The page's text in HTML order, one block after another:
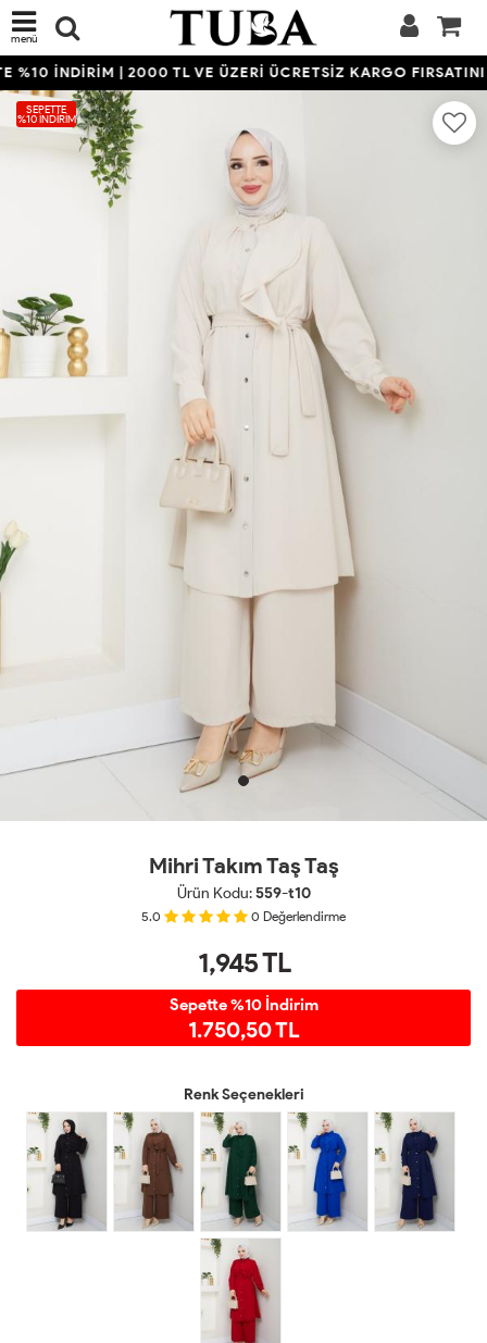
menü
%10 İNDİRİM | 2000 TL VE ÜZERİ ÜCRETSİZ KARGO FIRSATINI
SEPETTE
%10 İNDIRIM
Mihri Takım Taş Taş
Ürün Kodu:559-t10
5.0 0 Değerlendirme
1,945TL
Sepette %10 İndirim
1.750,50 TL
Renk Seçenekleri